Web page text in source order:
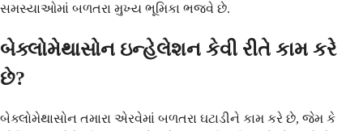
સમસ્યાઓમાં બળતરા મુખ્ય ભૂમિકા ભજવે છે.
બેક્લોમેથાસોન ઇન્હેલેશન કેવી રીતે કામ કરે
છે?
બેક્લોમેથાસોન તમારા એરવેમાં બળતરા ઘટાડીને કામ કરે છે, જેમ કે